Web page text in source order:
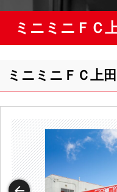
ミニミニＦＣ
ミニミニＦＣ上